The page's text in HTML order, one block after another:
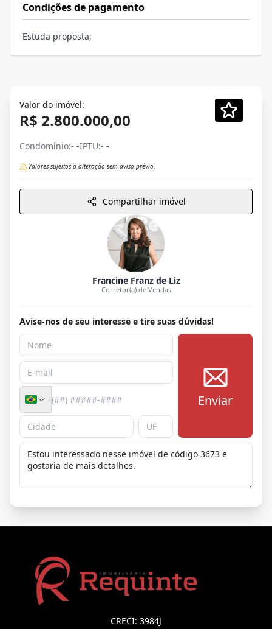
Condições de pagamento
Estuda proposta;
Valor do imóvel:
R$ 2.800.000,00
Condomínio:- -IPTU:- -
Valores sujeitos a alteração sem aviso prévio.
Compartilhar imóvel
Francine Franz de Liz
Corretor(a) de Vendas
Avise-nos de seu interesse e tire suas dúvidas!
Enviar
CRECI: 3984J